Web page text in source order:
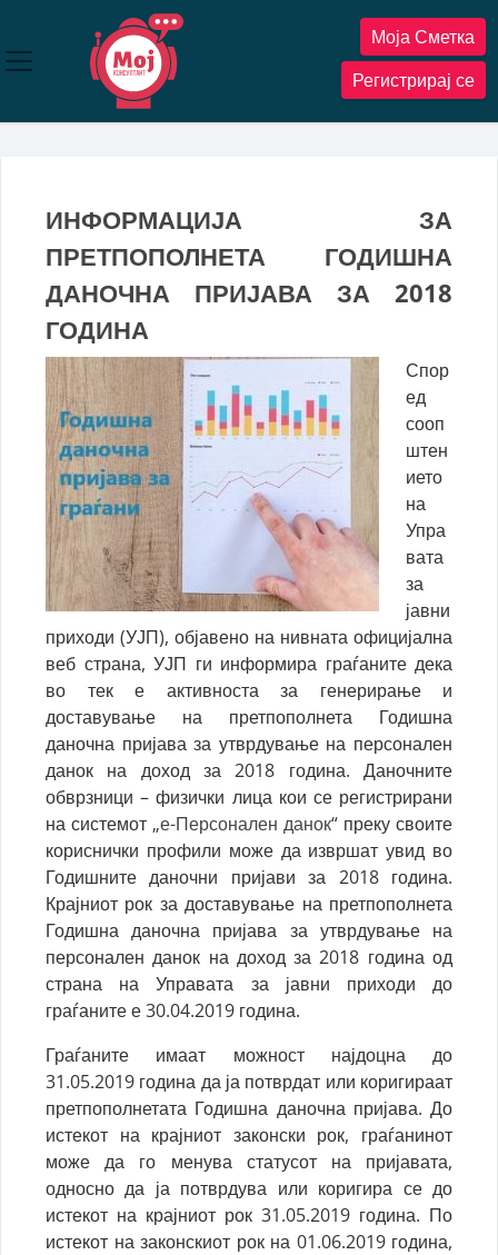
содржината
Моја Сметка
Регистрирај се
ИНФОРМАЦИЈА ЗА
ПРЕТПОПОЛНЕТА ГОДИШНА
ДАНОЧНА ПРИЈАВА ЗА 2018
ГОДИНА
Спор
ед
сооп
штен
ието
на
Упра
вата
за
јавни
приходи (УЈП), објавено на нивната официјална
веб страна, УЈП ги информира граѓаните дека
во тек е активноста за генерирање и
доставување на претпополнета Годишна
даночна пријава за утврдување на персонален
данок на доход за 2018 година. Даночните
обврзници – физички лица кои се регистрирани
на системот „е-Персонален данок“ преку своите
кориснички профили може да извршат увид во
Годишните даночни пријави за 2018 година.
Крајниот рок за доставување на претпополнета
Годишна даночна пријава за утврдување на
персонален данок на доход за 2018 година од
страна на Управата за јавни приходи до
граѓаните е 30.04.2019 година.
Граѓаните имаат можност најдоцна до
31.05.2019 година да ја потврдат или коригираат
претпополнетата Годишна даночна пријава. До
истекот на крајниот законски рок, граѓанинот
може да го менува статусот на пријавата,
односно да ја потврдува или коригира се до
истекот на крајниот рок 31.05.2019 година. По
истекот на законскиот рок на 01.06.2019 година,